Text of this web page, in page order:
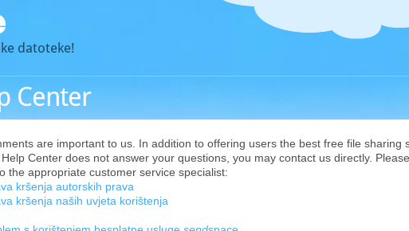
datoteke!
Center
are important to us. In addition to offering users the best free file
Center does not answer your questions, you may contact us directly.
the appropriate customer service specialist:
kršenja autorskih prava
kršenja naših uvjeta korištenja